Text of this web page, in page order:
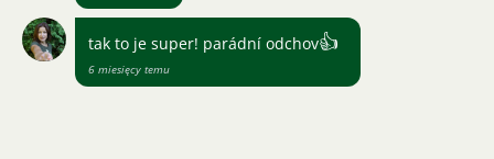
tak to je super! parádní odchov👍
6 miesięcy temu